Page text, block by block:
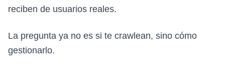
reciben de usuarios reales.
La pregunta ya no es si te crawlean, sino cómo
gestionarlo.